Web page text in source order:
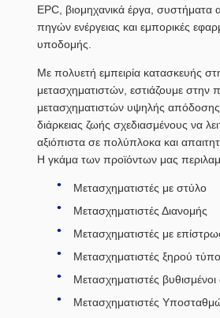
EPC, βιομηχανικά έργα, συστήματα
πηγών ενέργειας και εμπορικές
υποδομής.
Με πολυετή εμπειρία κατασκευής
μετασχηματιστών, εστιάζουμε στην
μετασχηματιστών υψηλής απόδοσης
διάρκειας ζωής σχεδιασμένους να
αξιόπιστα σε πολύπλοκα και
Η γκάμα των προϊόντων μας
Μετασχηματιστές με στύλο
Μετασχηματιστές Διανομής
Μετασχηματιστές με
Μετασχηματιστές ξηρού
Μετασχηματιστές βυθισμένοι
Μετασχηματιστές